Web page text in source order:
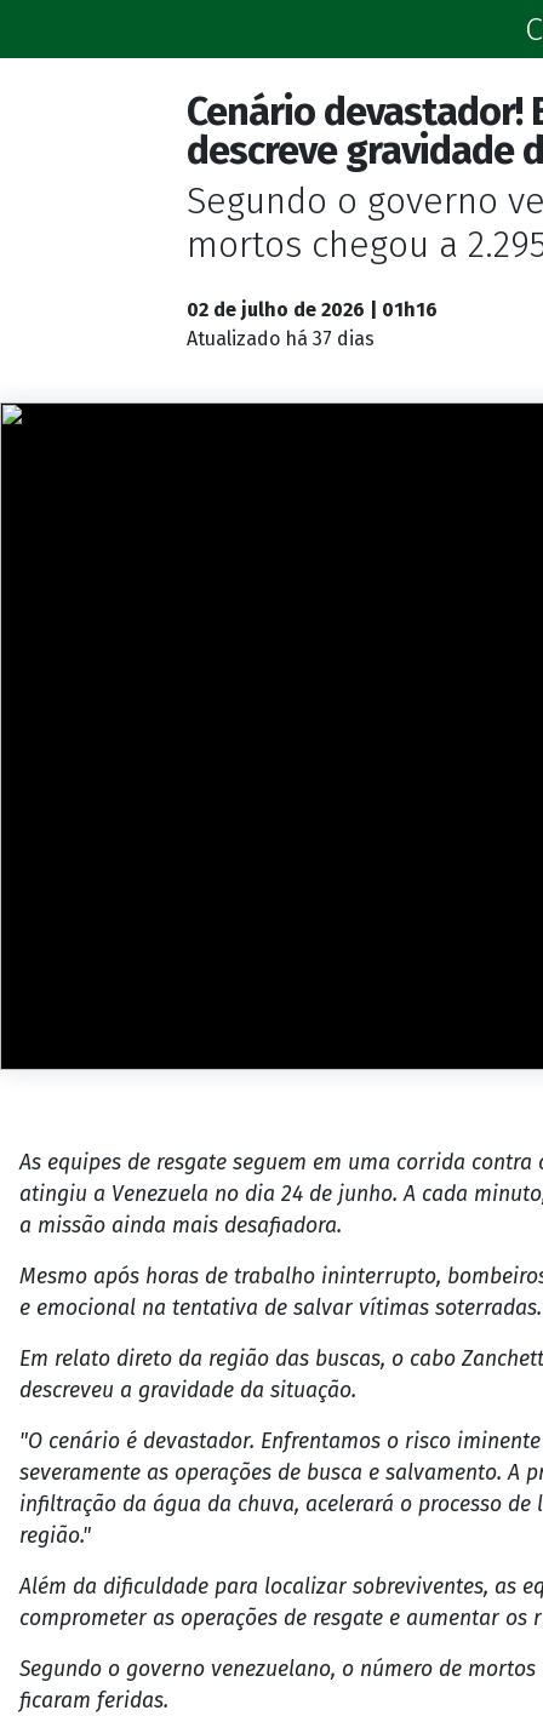
Cenário devastador!
descreve gravidade
Segundo o governo
mortos chegou a
02 de julho de 2026 | 01h16
Atualizado há 37 dias
As equipes de resgate seguem em uma corrida
atingiu a Venezuela no dia 24 de junho. A cada
a missão ainda mais desafiadora.
Mesmo após horas de trabalho ininterrupto,
e emocional na tentativa de salvar vítimas soterradas.
Em relato direto da região das buscas, o cabo
descreveu a gravidade da situação.
"O cenário é devastador. Enfrentamos o risco
severamente as operações de busca e salvamento. A
infiltração da água da chuva, acelerará o processo
região."
Além da dificuldade para localizar sobreviventes, as
comprometer as operações de resgate e aumentar
Segundo o governo venezuelano, o número de
ficaram feridas.